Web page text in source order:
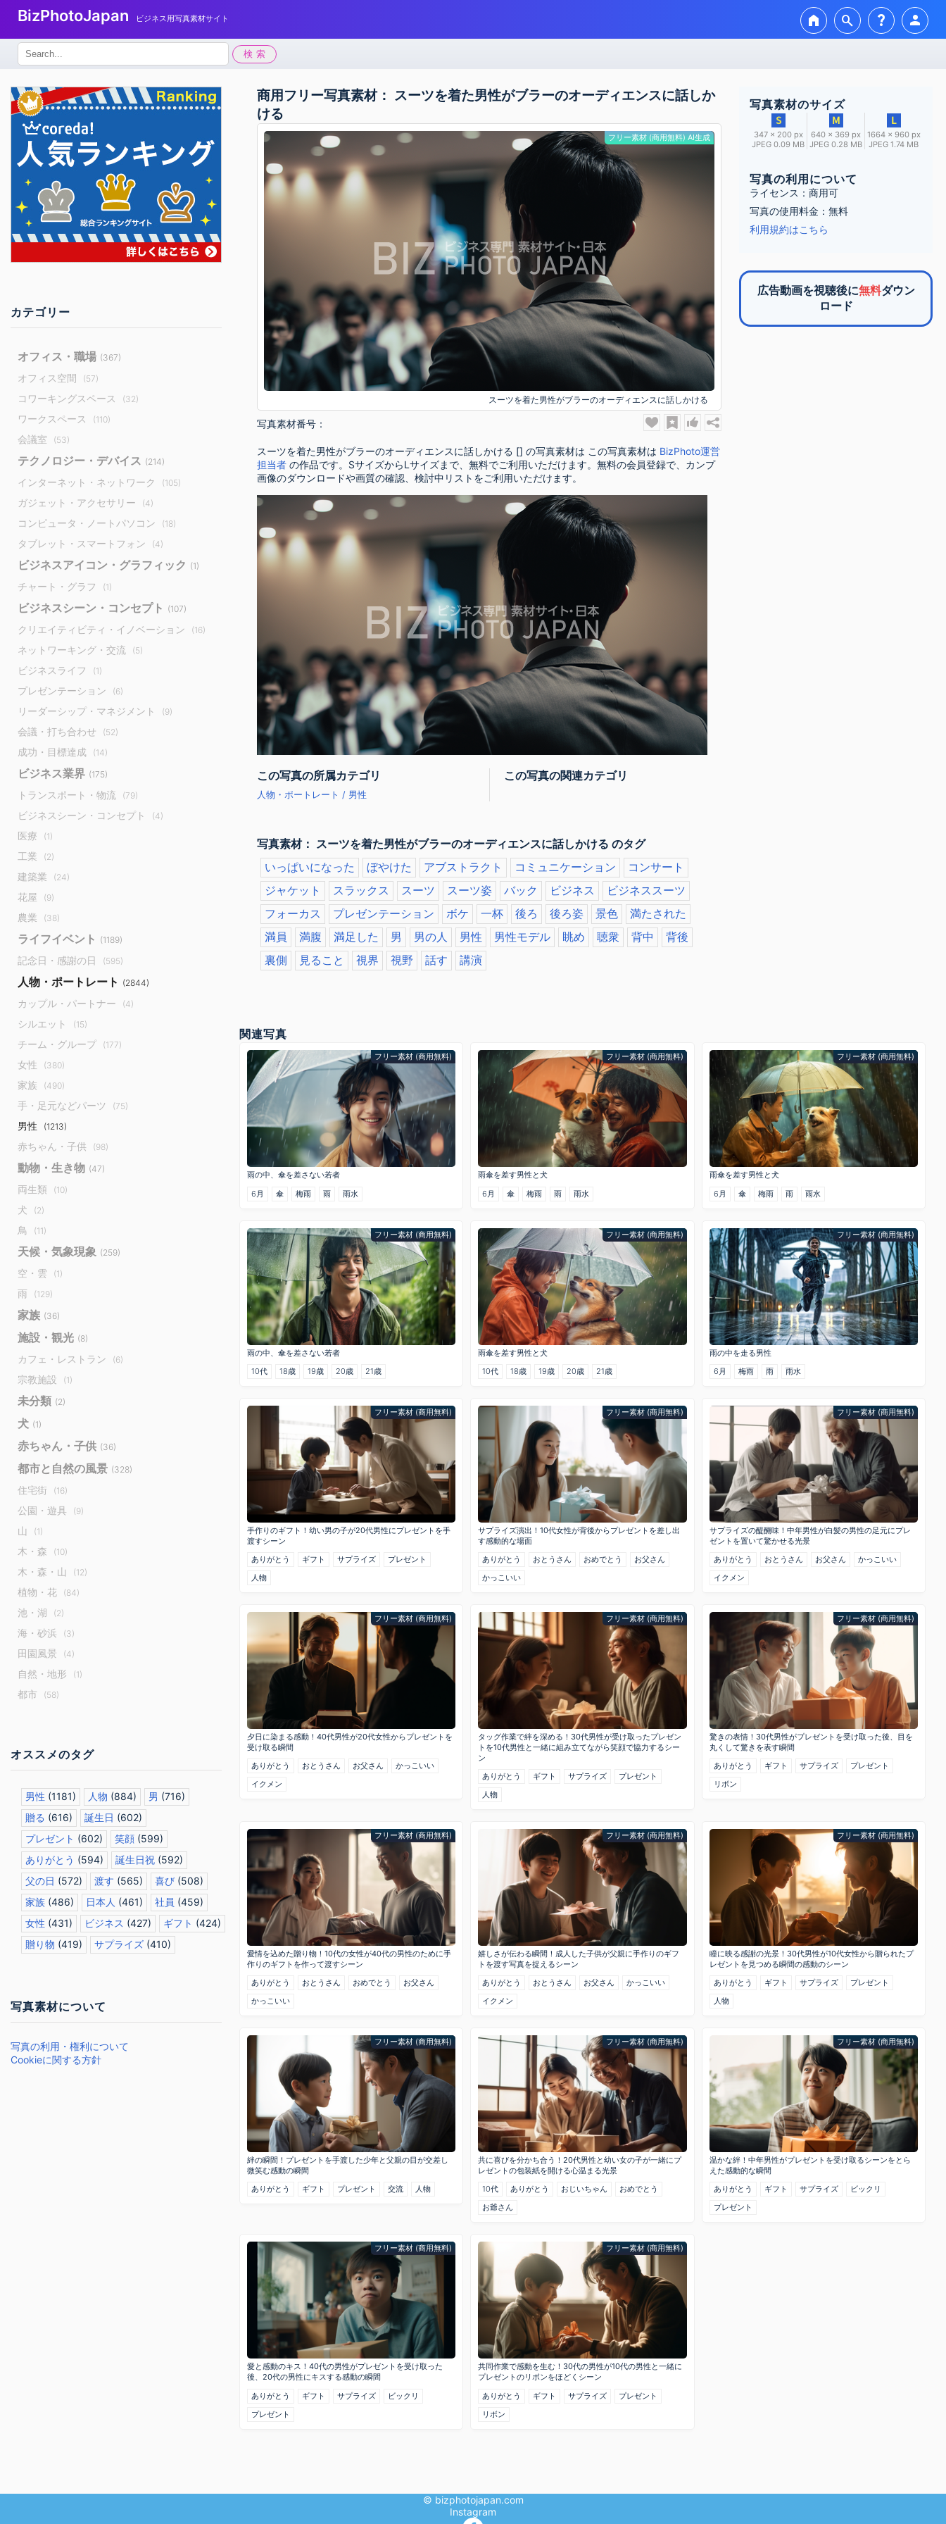
BizPhotoJapan ビジネス用写真素材サイト home search question_mark person
検
索:
検索
カテゴリー
オフィス・職場 (367)
オフィス空間 (57)
コワーキングスペース (32)
ワークスペース (110)
会議室 (53)
テクノロジー・デバイス (214)
インターネット・ネットワーク (105)
ガジェット・アクセサリー (4)
コンピュータ・ノートパソコン (18)
タブレット・スマートフォン (4)
ビジネスアイコン・グラフィック (1)
チャート・グラフ (1)
ビジネスシーン・コンセプト (107)
クリエイティビティ・イノベーション (16)
ネットワーキング・交流 (5)
ビジネスライフ (1)
プレゼンテーション (6)
リーダーシップ・マネジメント (9)
会議・打ち合わせ (52)
成功・目標達成 (14)
ビジネス業界 (175)
トランスポート・物流 (79)
ビジネスシーン・コンセプト (4)
医療 (1)
工業 (2)
建築業 (24)
花屋 (9)
農業 (38)
ライフイベント (1189)
記念日・感謝の日 (595)
人物・ポートレート (2844)
カップル・パートナー (4)
シルエット (15)
チーム・グループ (177)
女性 (380)
家族 (490)
手・足元などパーツ (75)
男性 (1213)
赤ちゃん・子供 (98)
動物・生き物 (47)
両生類 (10)
犬 (2)
鳥 (11)
天候・気象現象 (259)
空・雲 (1)
雨 (129)
家族 (36)
施設・観光 (8)
カフェ・レストラン (6)
宗教施設 (1)
未分類 (2)
犬 (1)
赤ちゃん・子供 (36)
都市と自然の風景 (328)
住宅街 (16)
公園・遊具 (9)
山 (1)
木・森 (10)
木・森・山 (12)
植物・花 (84)
池・湖 (2)
海・砂浜 (3)
田園風景 (4)
自然・地形 (1)
都市 (58)
オススメのタグ
男性 (1181) 人物 (884) 男 (716)
贈る (616) 誕生日 (602)
プレゼント (602) 笑顔 (599)
ありがとう (594) 誕生日祝 (592)
父の日 (572) 渡す (565) 喜び (508)
家族 (486) 日本人 (461) 社員 (459)
女性 (431) ビジネス (427) ギフト (424)
贈り物 (419) サプライズ (410)
写真素材について
写真の利用・権利について
Cookieに関する方針
商用フリー写真素材： スーツを着た男性がブラーのオーディエンスに話しか
ける
フリー素材 (商用無料) AI生成
スーツを着た男性がブラーのオーディエンスに話しかける
写真素材番号：
スーツを着た男性がブラーのオーディエンスに話しかける [] の写真素材は この写真素材は BizPhoto運営
担当者 の作品です。SサイズからLサイズまで、無料でご利用いただけます。無料の会員登録で、カンプ
画像のダウンロードや画質の確認、検討中リストをご利用いただけます。
この写真の所属カテゴリ
人物・ポートレート / 男性
この写真の関連カテゴリ
写真素材： スーツを着た男性がブラーのオーディエンスに話しかける のタグ
いっぱいになった
ぼやけた アブストラクト コミュニケーション
コンサート
ジャケット
スラックス スーツ スーツ姿 バック ビジネス
ビジネススーツ
フォーカス
プレゼンテーション ボケ 一杯 後ろ 後ろ姿 景色
満たされた
満員
満腹 満足した 男 男の人 男性 男性モデル 眺め 聴衆 背中
背後
裏側
見ること 視界 視野 話す 講演
写真素材のサイズ
347 × 200 px
JPEG 0.09 MB
640 × 369 px
JPEG 0.28 MB
1664 × 960 px
JPEG 1.74 MB
写真の利用について
ライセンス：商用可
写真の使用料金：無料
利用規約はこちら
広告動画を視聴後に無料ダウン
ロード
関連写真
フリー素材 (商用無料)
雨の中、傘を差さない若者
6月
傘 梅雨 雨 雨水
フリー素材 (商用無料)
雨傘を差す男性と犬
6月
傘 梅雨 雨 雨水
フリー素材 (商用無料)
雨傘を差す男性と犬
6月
傘 梅雨 雨 雨水
フリー素材 (商用無料)
雨の中、傘を差さない若者
10代
18歳 19歳 20歳 21歳
フリー素材 (商用無料)
雨傘を差す男性と犬
10代
18歳 19歳 20歳 21歳
フリー素材 (商用無料)
雨の中を走る男性
6月
梅雨 雨 雨水
フリー素材 (商用無料)
手作りのギフト！幼い男の子が20代男性にプレゼントを手
渡すシーン
ありがとう
ギフト サプライズ
プレゼント
人物
フリー素材 (商用無料)
サプライズ演出！10代女性が背後からプレゼントを差し出
す感動的な場面
ありがとう
おとうさん おめでとう
お父さん
かっこいい
フリー素材 (商用無料)
サプライズの醍醐味！中年男性が白髪の男性の足元にプレ
ゼントを置いて驚かせる光景
ありがとう
おとうさん お父さん
かっこいい
イクメン
フリー素材 (商用無料)
夕日に染まる感動！40代男性が20代女性からプレゼントを
受け取る瞬間
ありがとう
おとうさん お父さん
かっこいい
イクメン
フリー素材 (商用無料)
タッグ作業で絆を深める！30代男性が受け取ったプレゼン
トを10代男性と一緒に組み立てながら笑顔で協力するシー
ン
ありがとう
ギフト サプライズ
プレゼント
人物
フリー素材 (商用無料)
驚きの表情！30代男性がプレゼントを受け取った後、目を
丸くして驚きを表す瞬間
ありがとう
ギフト サプライズ
プレゼント
リボン
フリー素材 (商用無料)
愛情を込めた贈り物！10代の女性が40代の男性のために手
作りのギフトを作って渡すシーン
ありがとう
おとうさん おめでとう
お父さん
かっこいい
フリー素材 (商用無料)
嬉しさが伝わる瞬間！成人した子供が父親に手作りのギフ
トを渡す写真を捉えるシーン
ありがとう
おとうさん お父さん
かっこいい
イクメン
フリー素材 (商用無料)
瞳に映る感謝の光景！30代男性が10代女性から贈られたプ
レゼントを見つめる瞬間の感動のシーン
ありがとう
ギフト サプライズ
プレゼント
人物
フリー素材 (商用無料)
絆の瞬間！プレゼントを手渡した少年と父親の目が交差し
微笑む感動の瞬間
ありがとう
ギフト プレゼント 交流 人物
フリー素材 (商用無料)
共に喜びを分かち合う！20代男性と幼い女の子が一緒にプ
レゼントの包装紙を開ける心温まる光景
10代
ありがとう おじいちゃん
おめでとう
お爺さん
フリー素材 (商用無料)
温かな絆！中年男性がプレゼントを受け取るシーンをとら
えた感動的な瞬間
ありがとう
ギフト サプライズ
ビックリ
プレゼント
フリー素材 (商用無料)
愛と感動のキス！40代の男性がプレゼントを受け取った
後、20代の男性にキスする感動の瞬間
ありがとう
ギフト サプライズ
ビックリ
プレゼント
フリー素材 (商用無料)
共同作業で感動を生む！30代の男性が10代の男性と一緒に
プレゼントのリボンをほどくシーン
ありがとう
ギフト サプライズ
プレゼント
リボン
© bizphotojapan.com
Instagram